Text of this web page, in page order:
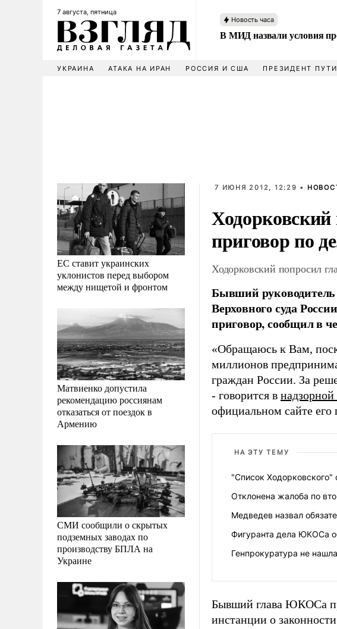
7 августа, пятница
Новость часа
В МИД назвали условия
УКРАИНА АТАКА НА ИРАН РОССИЯ И США ПРЕЗИДЕНТ
ЕС ставит украинских
уклонистов перед выбором
между нищетой и фронтом
Матвиенко допустила
рекомендацию россиянам
отказаться от поездок в
Армению
СМИ сообщили о скрытых
подземных заводах по
производству БПЛА на
Украине
7 ИЮНЯ 2012, 12:29 •
приговор по
Ходорковский попросил
Бывший
Верховного суда
приговор, сообщил в
«Обращаюсь к Вам,
миллионов
граждан России. За
- говорится в
официальном сайте его
НА ЭТУ ТЕМУ
"Список Ходорковского"
Отклонена жалоба по
Медведев назвал
Фигуранта дела ЮКОСа
Генпрокуратура не
Бывший глава ЮКОСа
инстанции о